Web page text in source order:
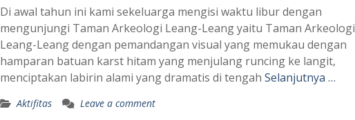
Di awal tahun ini kami sekeluarga mengisi waktu libur dengan
mengunjungi Taman Arkeologi Leang-Leang yaitu Taman Arkeologi
Leang-Leang dengan pemandangan visual yang memukau dengan
hamparan batuan karst hitam yang menjulang runcing ke langit,
menciptakan labirin alami yang dramatis di tengah Selanjutnya …
Aktifitas Leave a comment